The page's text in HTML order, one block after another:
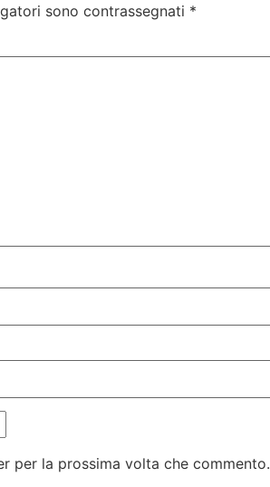
sono contrassegnati *
per la prossima volta che commento.